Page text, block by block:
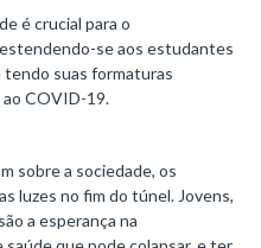
é crucial para o
se aos estudantes
tendo suas formaturas
ao COVID-19.
sobre a sociedade, os
luzes no fim do túnel. Jovens,
a esperança na